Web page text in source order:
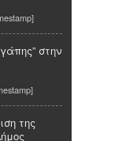
στην
της